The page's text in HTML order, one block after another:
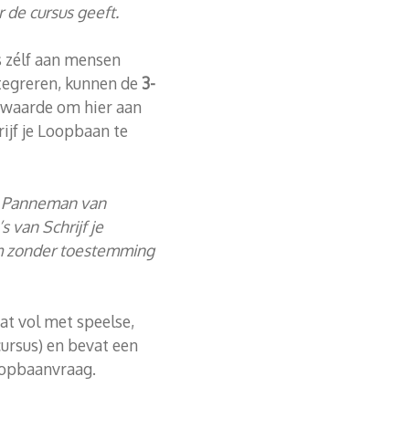
cursus geeft.
zélf aan mensen
kunnen de 3-
om hier aan
je Loopbaan te
van
van Schrijf je
zonder toestemming
vol met speelse,
en bevat een